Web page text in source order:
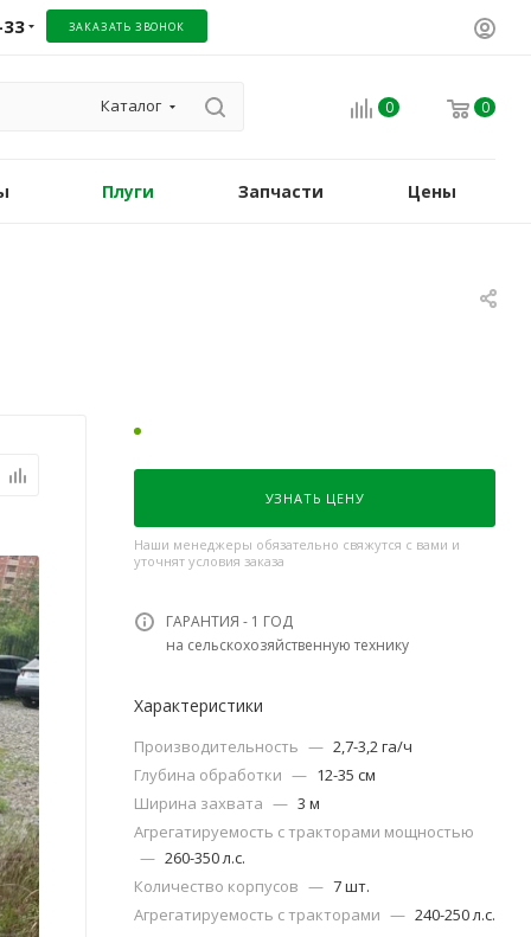
ЗАКАЗАТЬ ЗВОНОК
Каталог 0 0
Плуги Запчасти Цены
УЗНАТЬ ЦЕНУ
Наши менеджеры обязательно свяжутся с вами и
уточнят условия заказа
ГАРАНТИЯ - 1 ГОД
на сельскохозяйственную технику
Характеристики
Производительность — 2,7-3,2 га/ч
Глубина обработки — 12-35 см
Ширина захвата — 3 м
Агрегатируемость с тракторами мощностью
— 260-350 л.с.
Количество корпусов — 7 шт.
Агрегатируемость с тракторами — 240-250 л.с.